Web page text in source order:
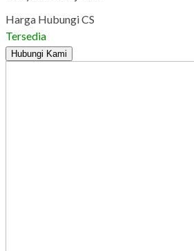
Harga Hubungi CS
Tersedia
Hubungi Kami